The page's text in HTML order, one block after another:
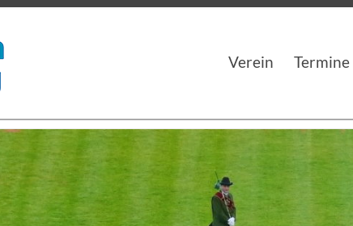
Musikverein Langenwang
Verein Termine